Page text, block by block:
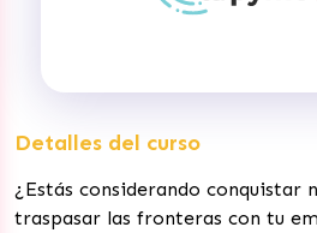
Detalles del curso
¿Estás considerando conquistar
traspasar las fronteras con tu